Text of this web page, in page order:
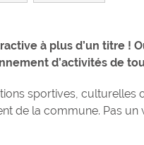
à plus d’un titre !
d’activités de
sportives,
de la commune. Pas